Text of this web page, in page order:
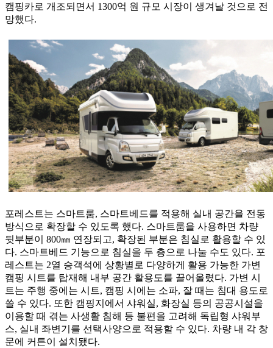
캠핑카로 개조되면서 1300억 원 규모 시장이 생겨날 것으로 전
망했다.
포레스트는 스마트룸, 스마트베드를 적용해 실내 공간을 전동
방식으로 확장할 수 있도록 했다. 스마트룸을 사용하면 차량
뒷부분이 800㎜ 연장되고, 확장된 부분은 침실로 활용할 수 있
다. 스마트베드 기능으로 침실을 두 층으로 나눌 수도 있다. 포
레스트는 2열 승객석에 상황별로 다양하게 활용 가능한 가변
캠핑 시트를 탑재해 내부 공간 활용도를 끌어올렸다. 가변 시
트는 주행 중에는 시트, 캠핑 시에는 소파, 잘 때는 침대 용도로
쓸 수 있다. 또한 캠핑지에서 샤워실, 화장실 등의 공공시설을
이용할 때 겪는 사생활 침해 등 불편을 고려해 독립형 샤워부
스, 실내 좌변기를 선택사양으로 적용할 수 있다. 차량 내 각 창
문에 커튼이 설치됐다.